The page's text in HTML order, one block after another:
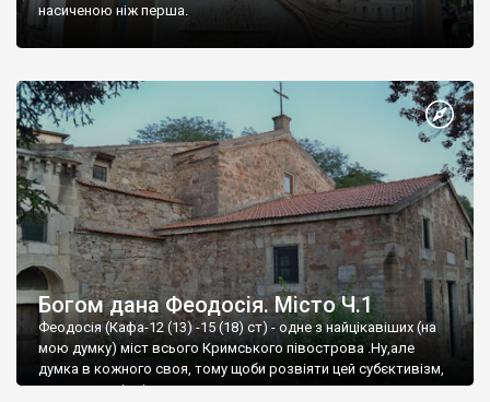
насиченою ніж перша.
Богом дана Феодосія. Місто Ч.1
Феодосія (Кафа-12 (13) -15 (18) ст) - одне з найцікавіших (на
мою думку) міст всього Кримського півострова .Ну,але
думка в кожного своя, тому щоби розвіяти цей субєктивізм,
запрошую відвідати це